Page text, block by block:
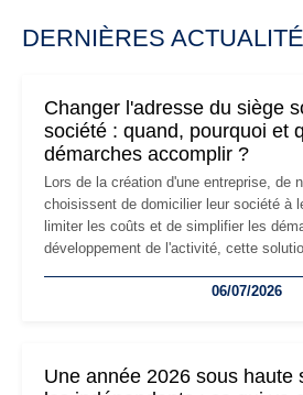
DERNIÈRES
Changer l'adresse du siège
société : quand, pourquoi et
démarches accomplir ?
Lors de la création d'une entreprise, de
choisissent de domicilier leur société à
limiter les coûts et de simplifier les
développement de l'activité, cette
professionnels, recrutement, image de
06/07/2026
Une année 2026 sous haute